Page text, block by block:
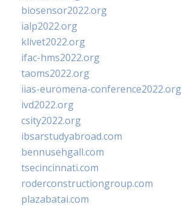
biosensor2022.org
ialp2022.org
klivet2022.org
ifac-hms2022.org
taoms2022.org
iias-euromena-conference2022.org
ivd2022.org
csity2022.org
ibsarstudyabroad.com
bennusehgall.com
tsecincinnati.com
roderconstructiongroup.com
plazabatai.com